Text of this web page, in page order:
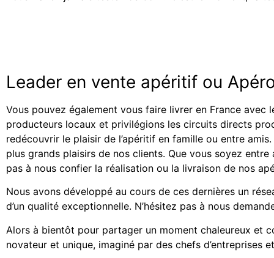
Leader en vente apéritif ou
Vous pouvez également vous faire livrer en France
producteurs locaux et privilégions les circuits directs
redécouvrir le plaisir de l’apéritif en famille ou entre
plus grands plaisirs de nos clients. Que vous soyez
pas à nous confier la réalisation ou la livraison de nos
Nous avons développé au cours de ces dernières un
d’un qualité exceptionnelle. N’hésitez pas à nous
Alors à bientôt pour partager un moment chaleureux et
novateur et unique, imaginé par des chefs d’entreprises